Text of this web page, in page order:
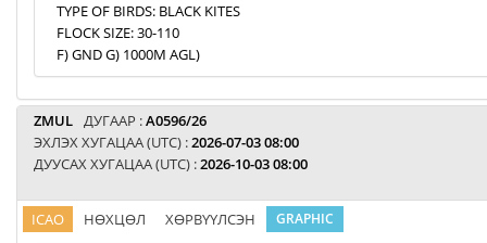
TYPE OF BIRDS: BLACK KITES
FLOCK SIZE: 30-110
F) GND G) 1000M AGL)
ZMUL ДУГААР :A0596/26
ЭХЛЭХ ХУГАЦАА (UTC) :2026-07-03 08:00
ДУУСАХ ХУГАЦАА (UTC) :2026-10-03 08:00
ICAO НӨХЦӨЛ ХӨРВҮҮЛСЭН GRAPHIC